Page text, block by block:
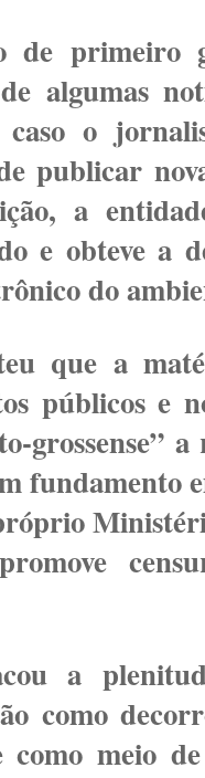
de primeiro
algumas
o
publicar
a
e obteve a
do
que a
públicos e
grossense”
fundamento
a
como
como meio